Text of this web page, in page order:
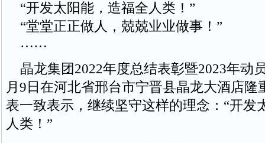
“开发太阳能，造福全人类！”
“堂堂正正做人，兢兢业业做事！”
……
晶龙集团2022年度总结表彰暨2023年动
月9日在河北省邢台市宁晋县晶龙大酒店隆
表一致表示，继续坚守这样的理念：“开发
人类！”